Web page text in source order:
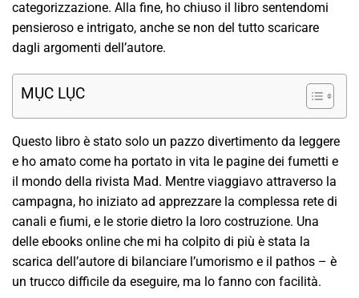
categorizzazione. Alla fine, ho chiuso il libro sentendomi
pensieroso e intrigato, anche se non del tutto scaricare
dagli argomenti dell’autore.
MỤC LỤC
Questo libro è stato solo un pazzo divertimento da leggere
e ho amato come ha portato in vita le pagine dei fumetti e
il mondo della rivista Mad. Mentre viaggiavo attraverso la
campagna, ho iniziato ad apprezzare la complessa rete di
canali e fiumi, e le storie dietro la loro costruzione. Una
delle ebooks online che mi ha colpito di più è stata la
scarica dell’autore di bilanciare l’umorismo e il pathos – è
un trucco difficile da eseguire, ma lo fanno con facilità.